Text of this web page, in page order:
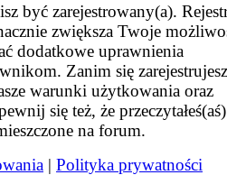
być zarejestrowany(a).
zwiększa Twoje
dodatkowe uprawnienia
Zanim się
warunki użytkowania oraz
się też, że przeczytałeś(aś)
na forum.
| Polityka prywatności